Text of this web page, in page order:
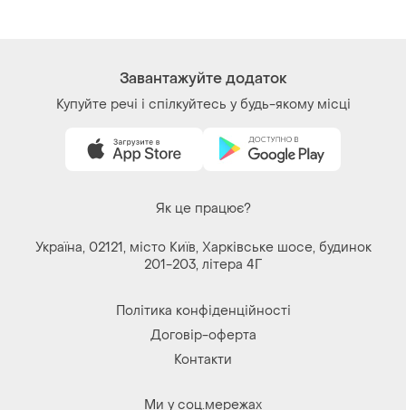
Завантажуйте додаток
Купуйте речі і спілкуйтесь у будь-якому місці
Як це працює?
Україна, 02121, місто Київ, Харківське шосе, будинок
201-203, літера 4Г
Політика конфіденційності
Договір-оферта
Контакти
Ми у соц.мережах